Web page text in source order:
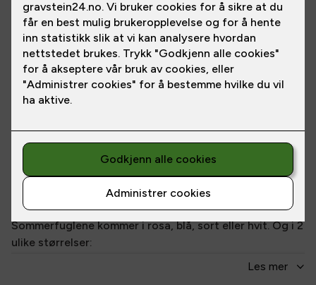
Varianter
Pynt gravsteinen med nydelige sommerfugler.
Plassering på gravstein og størrelsen bestemmer du
selv, og våre kyndige fageksperter rådgir deg gjerne.
Sommerfuglene kommer i rosa, blå, sort eller hvit. Og i 2
ulike størrelser:
Les mer